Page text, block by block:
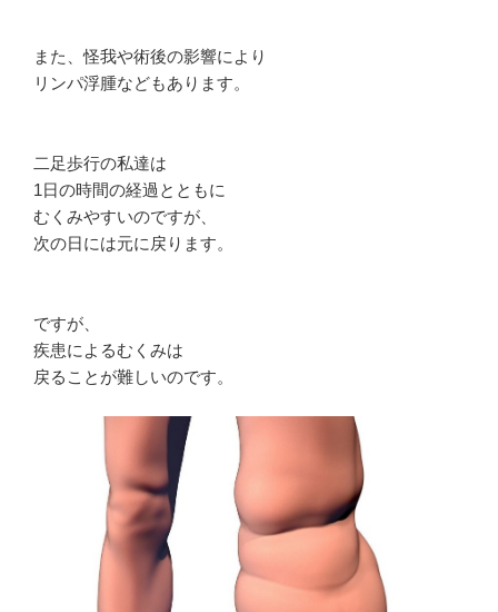
また、怪我や術後の影響により
リンパ浮腫などもあります。
二足歩行の私達は
1日の時間の経過とともに
むくみやすいのですが、
次の日には元に戻ります。
ですが、
疾患によるむくみは
戻ることが難しいのです。